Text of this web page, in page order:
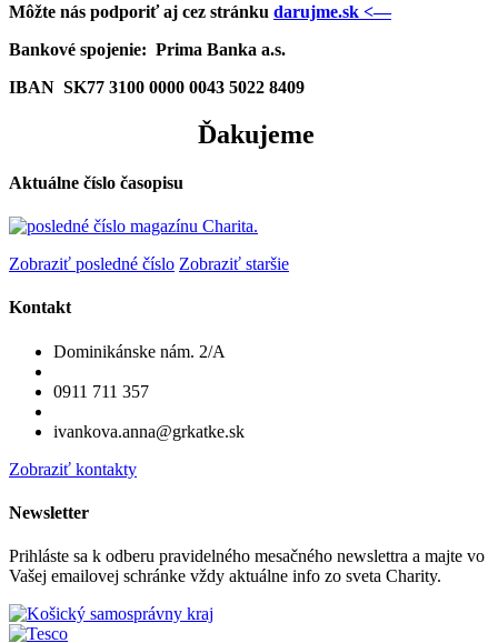
Môžte nás podporiť aj cez stránku darujme.sk <—
Bankové spojenie: Prima Banka a.s.
IBAN SK77 3100 0000 0043 5022 8409
Ďakujeme
Aktuálne číslo časopisu
Zobraziť posledné číslo Zobraziť staršie
Kontakt
Dominikánske nám. 2/A
0911 711 357
ivankova.anna@grkatke.sk
Zobraziť kontakty
Newsletter
Prihláste sa k odberu pravidelného mesačného newslettra a majte vo
Vašej emailovej schránke vždy aktuálne info zo sveta Charity.